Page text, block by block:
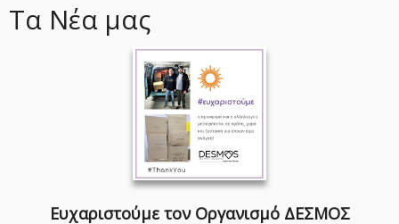
Τα Νέα μας
Ευχαριστούμε τον Οργανισμό ΔΕΣΜΟΣ